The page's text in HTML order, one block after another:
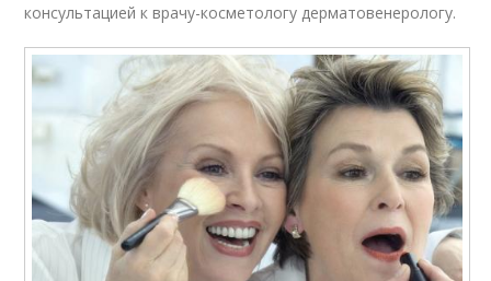
консультацией к врачу-косметологу дерматовенерологу.